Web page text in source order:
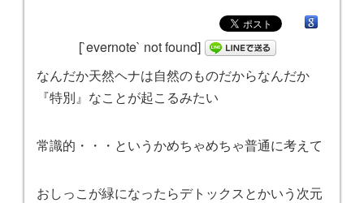
[`evernote` not found]
なんだか天然ヘナは自然のものだからなんだか
『特別』なことが起こるみたい
常識的・・・というかめちゃめちゃ普通に考えて
おしっこが緑になったらデトックスとかいう次元